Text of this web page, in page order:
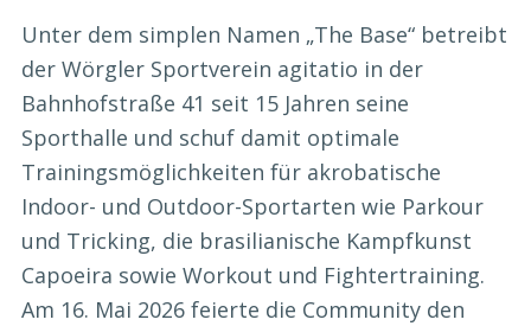
Unter dem simplen Namen „The Base“ betreibt
der Wörgler Sportverein agitatio in der
Bahnhofstraße 41 seit 15 Jahren seine
Sporthalle und schuf damit optimale
Trainingsmöglichkeiten für akrobatische
Indoor- und Outdoor-Sportarten wie Parkour
und Tricking, die brasilianische Kampfkunst
Capoeira sowie Workout und Fightertraining.
Am 16. Mai 2026 feierte die Community den